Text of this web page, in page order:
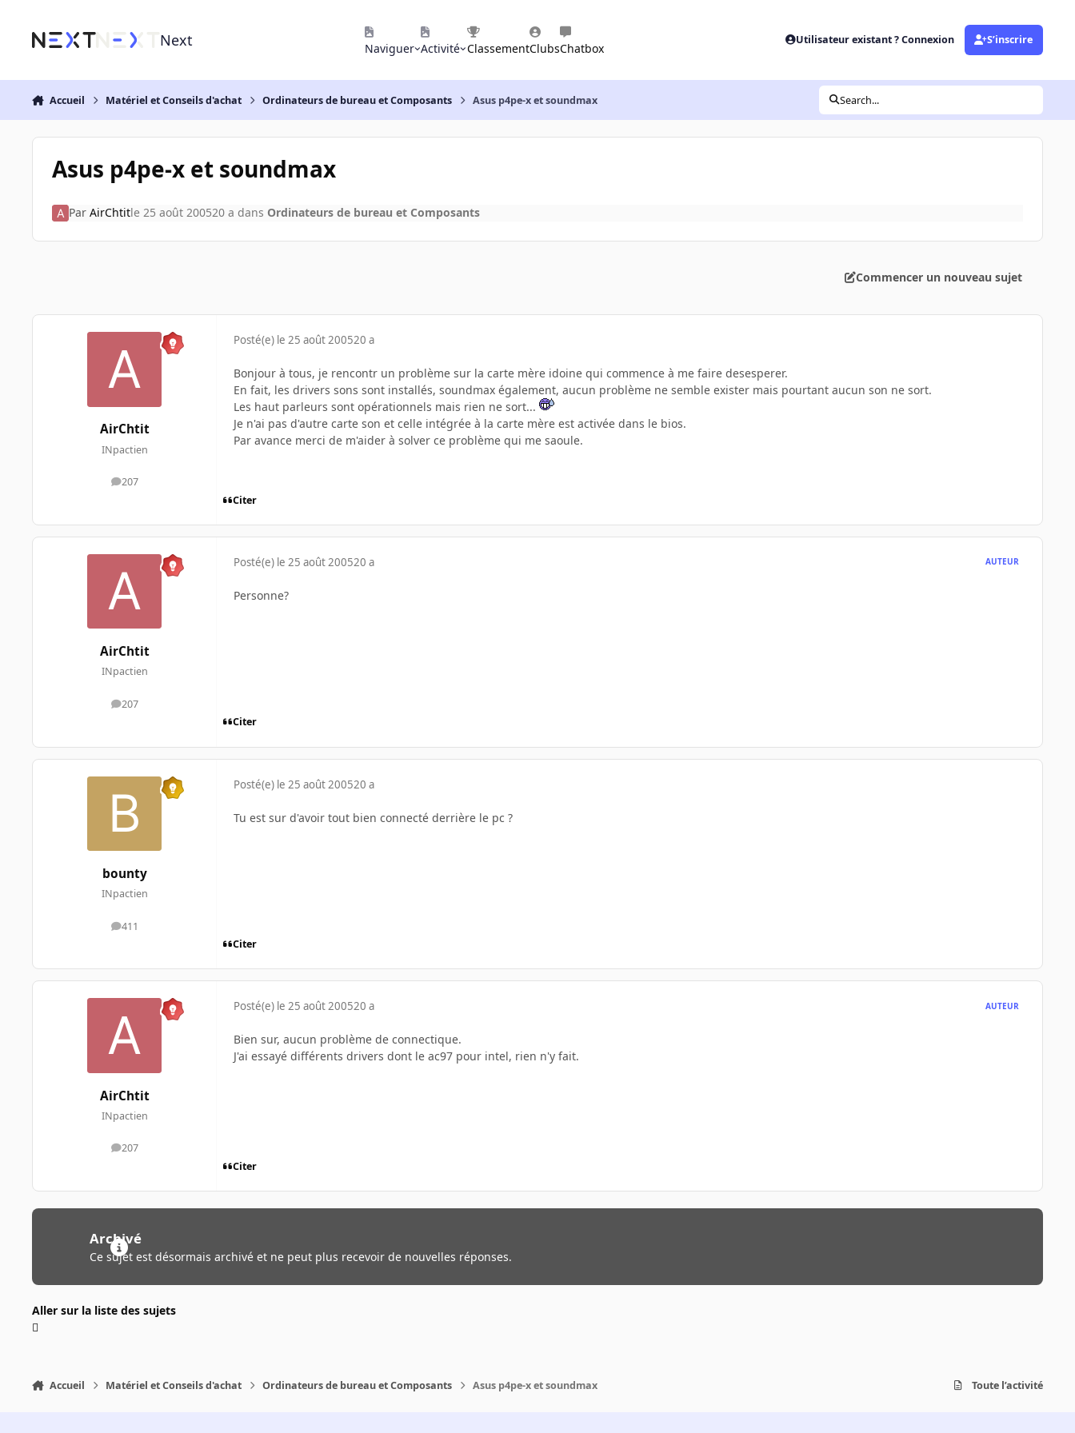
Next Naviguer Activité ClassementClubsChatbox
Utilisateur existant ? Connexion S’inscrire
Accueil Matériel et Conseils d'achat Ordinateurs de bureau et Composants Asus p4pe-x et soundmax Search...
Asus p4pe-x et soundmax
Par AirChtitle 25 août 200520 a dans Ordinateurs de bureau et Composants
Commencer un nouveau sujet
AirChtit
INpactien
207
messages
Posté(e) le 25 août 200520 a
Bonjour à tous, je rencontr un problème sur la carte mère idoine qui commence à me faire desesperer.
En fait, les drivers sons sont installés, soundmax également, aucun problème ne semble exister mais pourtant aucun son ne sort.
Les haut parleurs sont opérationnels mais rien ne sort...
Je n'ai pas d'autre carte son et celle intégrée à la carte mère est activée dans le bios.
Par avance merci de m'aider à solver ce problème qui me saoule.
Citer
AirChtit
INpactien
207
messages
Posté(e) le 25 août 200520 a AUTEUR
Personne?
Citer
bounty
INpactien
411
messages
Posté(e) le 25 août 200520 a
Tu est sur d'avoir tout bien connecté derrière le pc ?
Citer
AirChtit
INpactien
207
messages
Posté(e) le 25 août 200520 a AUTEUR
Bien sur, aucun problème de connectique.
J'ai essayé différents drivers dont le ac97 pour intel, rien n'y fait.
Citer
Archivé
Ce sujet est désormais archivé et ne peut plus recevoir de nouvelles réponses.
Aller sur la liste des sujets
Accueil Matériel et Conseils d'achat Ordinateurs de bureau et Composants Asus p4pe-x et soundmax Toute l’activité